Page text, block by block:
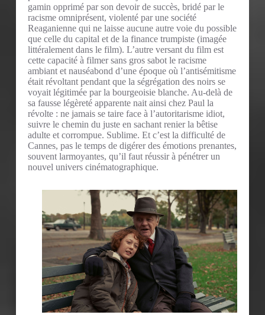
gamin opprimé par son devoir de succès, bridé par le
racisme omniprésent, violenté par une société
Reaganienne qui ne laisse aucune autre voie du possible
que celle du capital et de la finance trumpiste (imagée
littéralement dans le film). L’autre versant du film est
cette capacité à filmer sans gros sabot le racisme
ambiant et nauséabond d’une époque où l’antisémitisme
était révoltant pendant que la ségrégation des noirs se
voyait légitimée par la bourgeoisie blanche. Au-delà de
sa fausse légèreté apparente nait ainsi chez Paul la
révolte : ne jamais se taire face à l’autoritarisme idiot,
suivre le chemin du juste en sachant renier la bêtise
adulte et corrompue. Sublime. Et c’est la difficulté de
Cannes, pas le temps de digérer des émotions prenantes,
souvent larmoyantes, qu’il faut réussir à pénétrer un
nouvel univers cinématographique.